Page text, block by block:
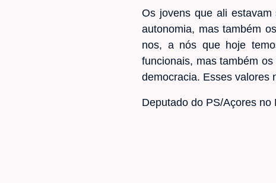
Os jovens que ali
autonomia, mas também
nos, a nós que hoje
funcionais, mas também
democracia. Esses valores
Deputado do PS/Açores no